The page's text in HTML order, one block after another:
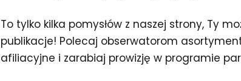
To tylko kilka pomysłów z naszej strony, Ty
publikacje! Polecaj obserwatorom
afiliacyjne i zarabiaj prowizję w programie